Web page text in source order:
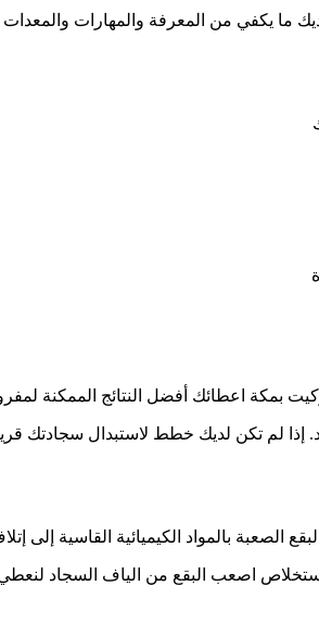
ما يكفي من المعرفة والمهارات
بمكة اعطائك أفضل النتائج الممكنة
لم تكن لديك خطط لاستبدال سجادتك
الصعبة بالمواد الكيميائية القاسية إلى
اصعب البقع من الياف السجاد